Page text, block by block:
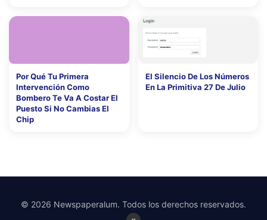
Por Qué Tu Primera
Intervención Como
Bombero Te Va A Costar El
Puesto Si No Cambias El
Chip
El Silencio De Los Números
En La Primitiva 27 De Julio
© 2026 Newspaperalum. Todos los derechos reservados.